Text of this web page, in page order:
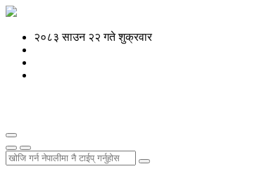
२०८३ साउन २२ गते शुक्रवार